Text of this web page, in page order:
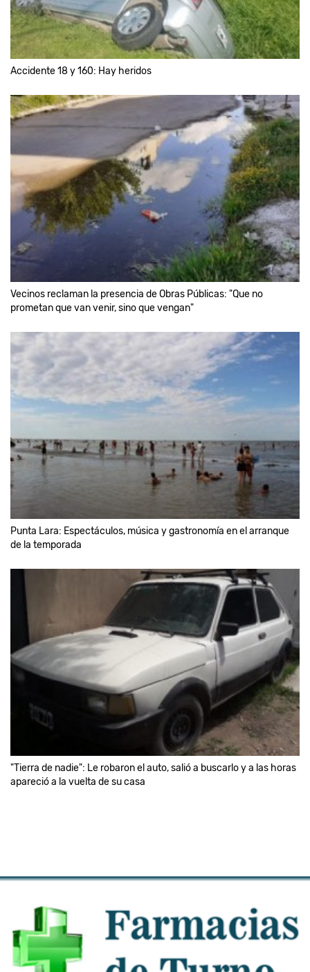
Accidente 18 y 160: Hay heridos
Vecinos reclaman la presencia de Obras Públicas: "Que no
prometan que van venir, sino que vengan"
Punta Lara: Espectáculos, música y gastronomía en el arranque
de la temporada
"Tierra de nadie": Le robaron el auto, salió a buscarlo y a las horas
apareció a la vuelta de su casa